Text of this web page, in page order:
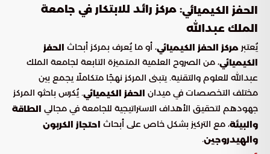
الحفز الكيميائي: مركز رائد للابتكار في جامعة
الملك عبدالله
يُعتبر مركز الحفز الكيميائي، أو ما يُعرف بمركز أبحاث الحفز
الكيميائي، من الصروح العلمية المتميزة التابعة لجامعة الملك
عبدالله للعلوم والتقنية. يتبنى المركز نهجًا متكاملًا يجمع بين
مختلف التخصصات في ميدان الحفز الكيميائي. يُكرس باحثو المركز
جهودهم لتحقيق الأهداف الاستراتيجية للجامعة في مجالي الطاقة
والبيئة، مع التركيز بشكل خاص على أبحاث احتجاز الكربون
والهيدروجين.